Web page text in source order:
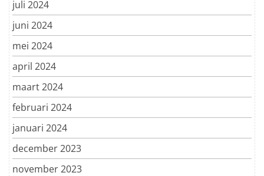
juli 2024
juni 2024
mei 2024
april 2024
maart 2024
februari 2024
januari 2024
december 2023
november 2023